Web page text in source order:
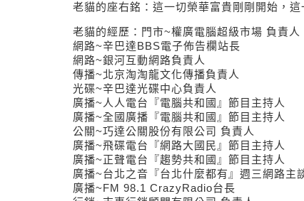
老貓的座右銘：這一切榮華富貴剛剛開始，這
老貓的經歷：門市~權廣電腦超級市場 負責人
網路~辛巴達BBS電子佈告欄站長
網路~銀河互動網路負責人
傳播~北京淘淘龍文化傳播負責人
光碟~辛巴達光碟中心負責人
廣播~人人電台『電腦共和國』節目主持人
廣播~全國廣播『電腦共和國』節目主持人
公關~巧達公關股份有限公司 負責人
廣播~飛碟電台『網路大國民』節目主持人
廣播~正聲電台『趨勢共和國』節目主持人
廣播~台北之音『台北什麼都有』週三網路主
廣播~FM 98.1 CrazyRadio台長